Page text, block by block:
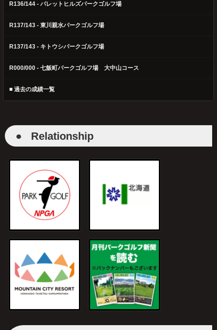
R136/144 - パレットヒルズパークゴルフ場
R137/143 - 東川親水パークゴルフ場
R137/143 - キトウシパークゴルフ場
R000/000 - 七飯町パークゴルフ場 大中山コース
■ 過去の成績一覧
● Relationship